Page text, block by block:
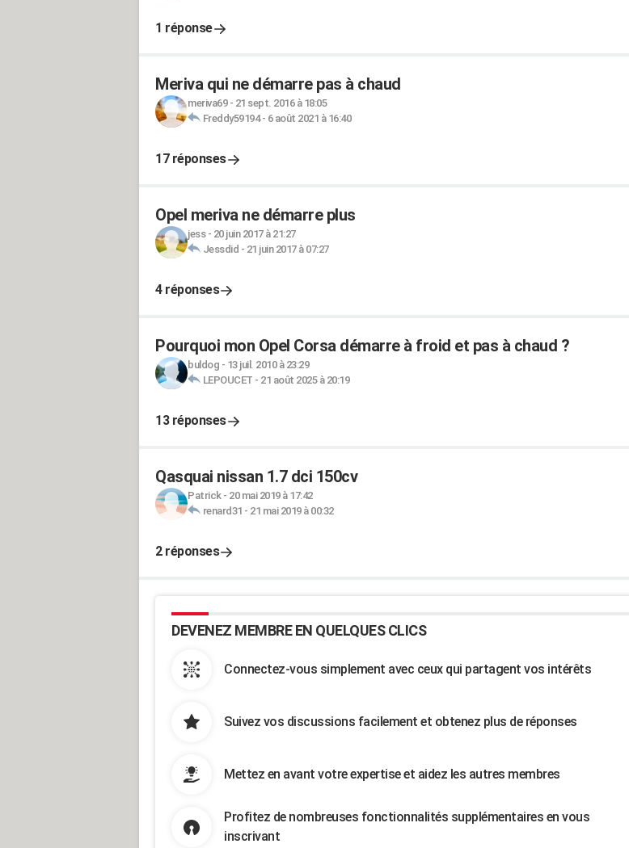
1 réponse
Meriva qui ne démarre pas à chaud
meriva69- 21 sept. 2016 à 18:05
Freddy59194- 6 août 2021 à 16:40
17 réponses
Opel meriva ne démarre plus
jess- 20 juin 2017 à 21:27
Jessdid - 21 juin 2017 à 07:27
4 réponses
Pourquoi mon Opel Corsa démarre à froid et pas à chaud ?
buldog - 13 juil. 2010 à 23:29
LEPOUCET - 21 août 2025 à 20:19
13 réponses
Qasquai nissan 1.7 dci 150cv
Patrick- 20 mai 2019 à 17:42
renard31 - 21 mai 2019 à 00:32
2 réponses
DEVENEZ MEMBRE EN QUELQUES CLICS
Connectez-vous simplement avec ceux qui partagent vos intérêts
Suivez vos discussions facilement et obtenez plus de réponses
Mettez en avant votre expertise et aidez les autres membres
Profitez de nombreuses fonctionnalités supplémentaires en vous
inscrivant